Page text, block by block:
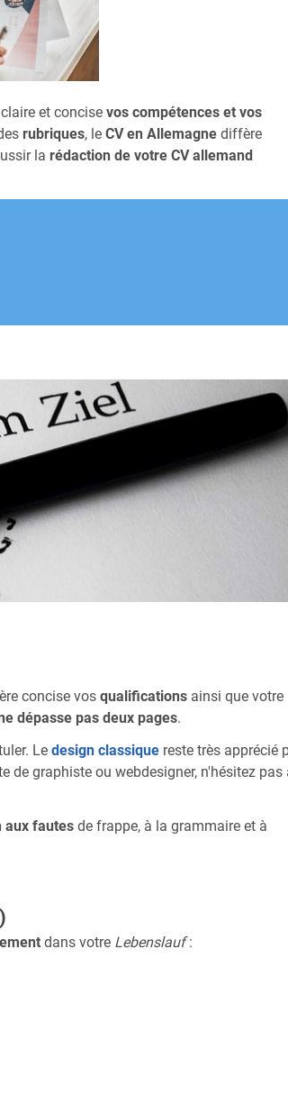
et concise vos compétences et vos
rubriques, le CV en Allemagne diffère
la rédaction de votre CV allemand
concise vos qualifications ainsi que votre
dépasse pas deux pages.
Le design classique reste très apprécié
de graphiste ou webdesigner, n'hésitez pas
aux fautes de frappe, à la grammaire et à
)
dans votre Lebenslauf: